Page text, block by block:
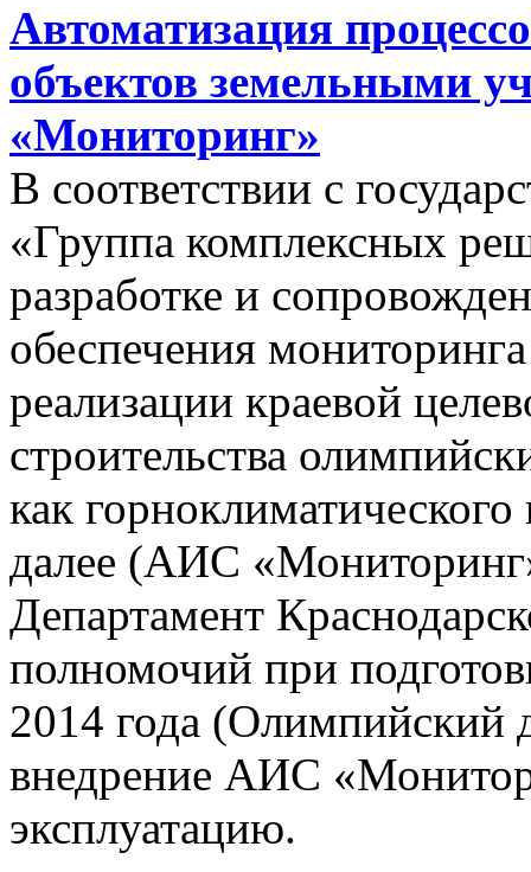
Автоматизация
объектов земельными
«Мониторинг»
В соответствии с
«Группа комплексных
разработке и
обеспечения
реализации краевой
строительства
как
далее (АИС
Департамент
полномочий при
2014 года (Олимпийский
внедрение АИС
эксплуатацию.